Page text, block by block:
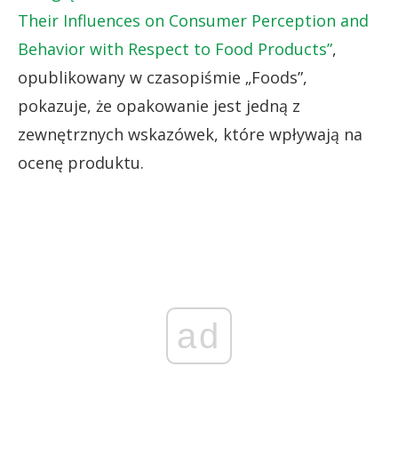
Their Influences on Consumer Perception and
Behavior with Respect to Food Products”,
opublikowany w czasopiśmie „Foods”,
pokazuje, że opakowanie jest jedną z
zewnętrznych wskazówek, które wpływają na
ocenę produktu.
ad